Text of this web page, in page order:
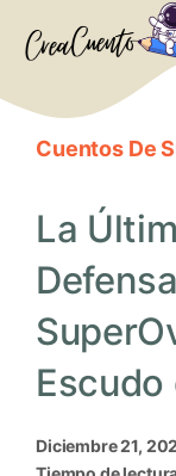
Cuentos De
La
Escudo
diciembre 21,